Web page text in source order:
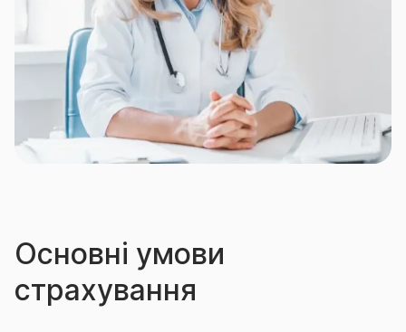
Період очікування - 90 (дев’яносто) днів з дати
початку дії Договору страхування. Страхові
випадки, що наступили в період очікування не
покриваються даним Договором.
Основні умови
страхування